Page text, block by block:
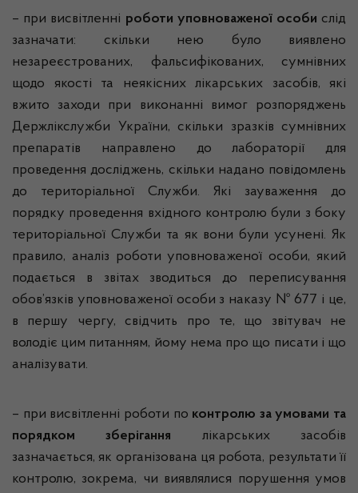
– при висвітленні роботи уповноваженої особи слід
зазначати: скільки нею було виявлено
незареєстрованих, фальсифікованих, сумнівних
щодо якості та неякісних лікарських засобів, які
вжито заходи при виконанні вимог розпоряджень
Держлікслужби України, скільки зразків сумнівних
препаратів направлено до лабораторії для
проведення досліджень, скільки надано повідомлень
до територіальної Служби. Які зауваження до
порядку проведення вхідного контролю були з боку
територіальної Служби та як вони були усунені. Як
правило, аналіз роботи уповноваженої особи, який
подається в звітах зводиться до переписування
обов’язків уповноваженої особи з наказу № 677 і це,
в першу чергу, свідчить про те, що звітувач не
володіє цим питанням, йому нема про що писати і що
аналізувати.
– при висвітленні роботи по контролю за умовами та
порядком зберігання лікарських засобів
зазначається, як організована ця робота, результати її
контролю, зокрема, чи виявлялися порушення умов